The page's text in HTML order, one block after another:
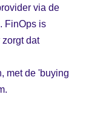
via de
FinOps is
dat
met de 'buying